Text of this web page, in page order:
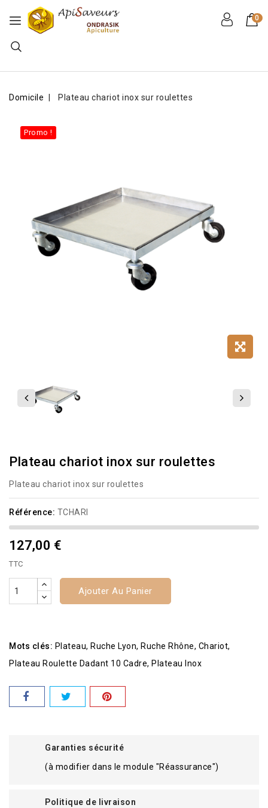
0
Domicile Plateau chariot inox sur roulettes
Promo !
Plateau chariot inox sur roulettes
Plateau chariot inox sur roulettes
Référence: TCHARI
127,00 €
TTC
Ajouter Au Panier
Mots clés: Plateau Ruche Lyon Ruche Rhône Chariot
Plateau Roulette Dadant 10 Cadre
Plateau Inox
Garanties sécurité
(à modifier dans le module "Réassurance")
Politique de livraison